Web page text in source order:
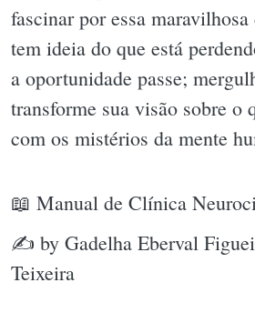
fascinar por essa
tem ideia do que está
a oportunidade passe;
transforme sua visão sobre o
com os mistérios da mente
📖 Manual de Clínica
✍ by Gadelha Eberval
Teixeira